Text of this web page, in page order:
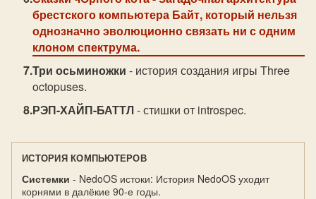
брестского компьютера Байт, который нельзя
однозначно эволюционно связать ни с одним
клоном спектрума.
Три осьминожки - история создания игры Three
octopuses.
РЭП-ХАЙП-БАТТЛ- стишки от introspec.
ИСТОРИЯ КОМПЬЮТЕРОВ
Системки - NedoOS истоки: История NedoOS уходит
корнями в далёкие 90-е годы.